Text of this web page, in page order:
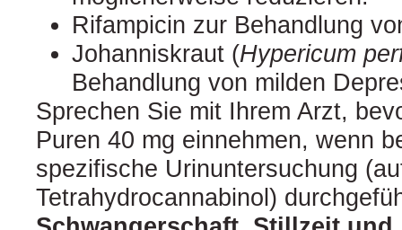
Rifampicin zur Behandlung
Johanniskraut (Hypericum
Behandlung von milden
Sprechen Sie mit Ihrem Arzt,
Puren 40 mg einnehmen, wenn
spezifische Urinuntersuchung
Tetrahydrocannabinol)